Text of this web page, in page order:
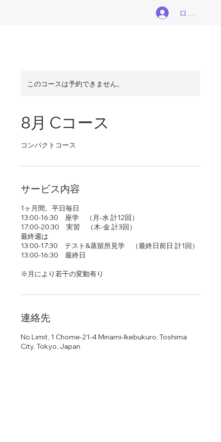
ログイン
このコースは予約できません。
8月 Cコース
コンパクトコース
サービス内容
1ヶ月間、平日毎日
13:00-16:30 座学 （月-水 計12回）
17:00-20:30 実習 （木-金 計3回）
最終週は
13:00-17:30 テスト&蒸留所見学 （最終日前日 計1回）
13:00-16:30 最終日
※月により若干の変動有り
連絡先
No Limit, 1 Chome-21-4 Minami-Ikebukuro, Toshima
City, Tokyo, Japan